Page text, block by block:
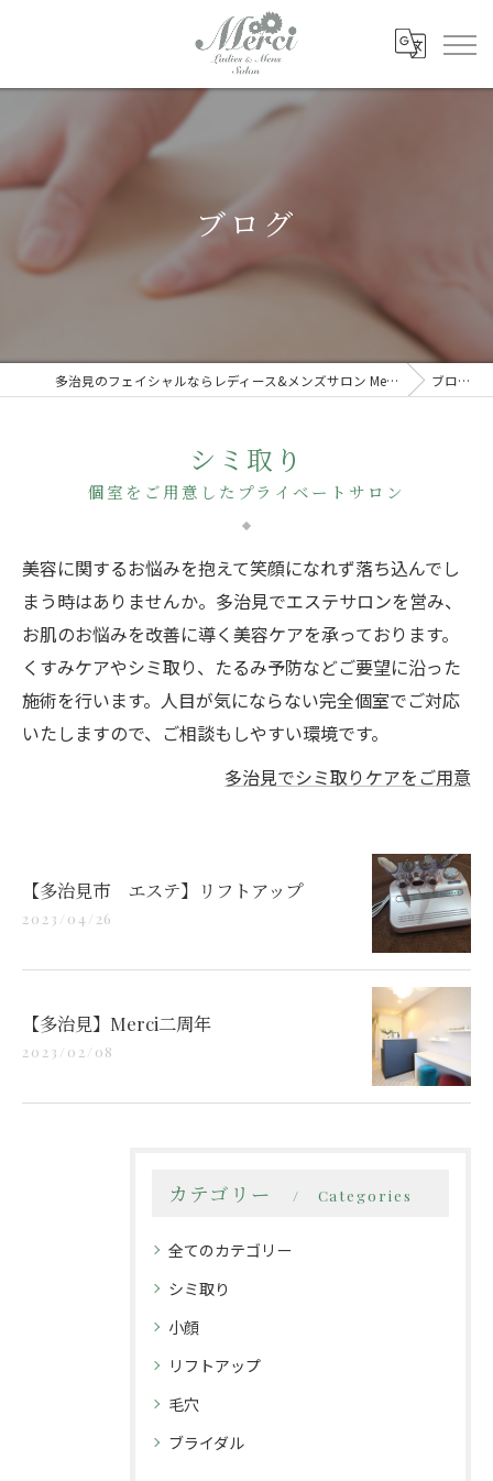
ブログ
多治見のフェイシャルならレディース&メンズサロン Merci ブログ
シミ取り
個室をご用意したプライベートサロン
美容に関するお悩みを抱えて笑顔になれず落ち込んでし
まう時はありませんか。多治見でエステサロンを営み、
お肌のお悩みを改善に導く美容ケアを承っております。
くすみケアやシミ取り、たるみ予防などご要望に沿った
施術を行います。人目が気にならない完全個室でご対応
いたしますので、ご相談もしやすい環境です。
多治見でシミ取りケアをご用意
【多治見市 エステ】リフトアップ
2023/04/26
【多治見】Merci二周年
2023/02/08
カテゴリー Categories
全てのカテゴリー
シミ取り
小顔
リフトアップ
毛穴
ブライダル